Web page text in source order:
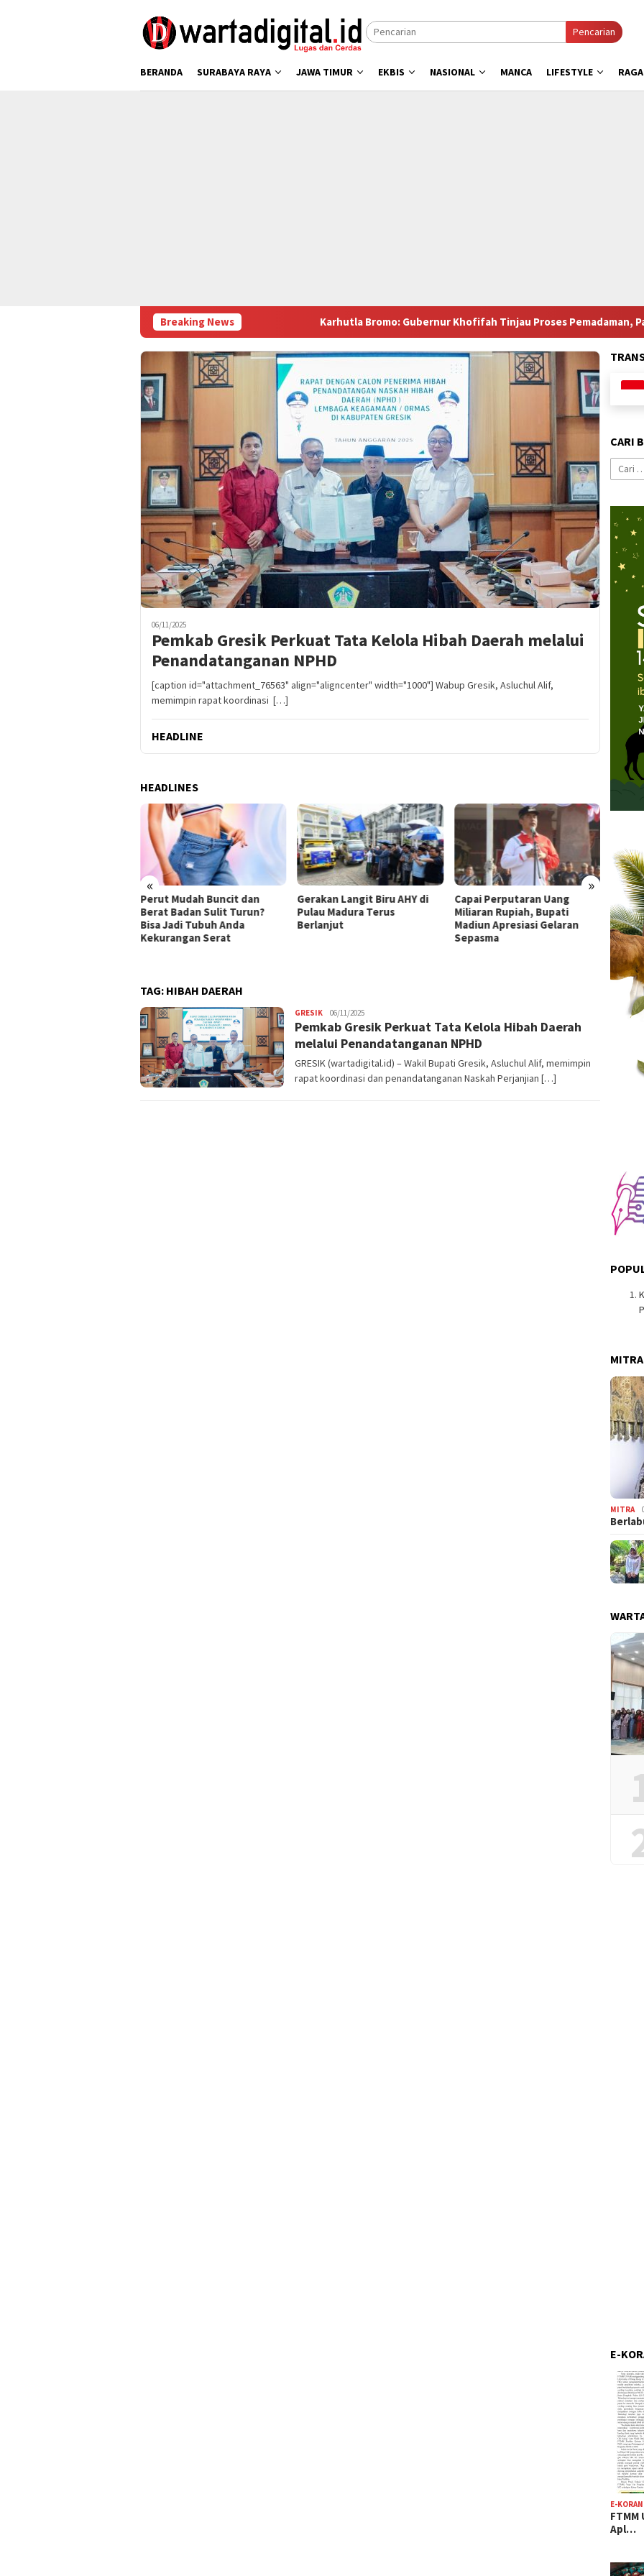
Pencarian
BERANDA SURABAYA RAYA JAWA TIMUR EKBIS NASIONAL MANCA LIFESTYLE
Breaking NewsKarhutla Bromo: Gubernur Khofifah Tinjau Proses Pemadaman, Pastikan Operasi
06/11/2025
Pemkab Gresik Perkuat Tata Kelola Hibah Daerah melalui
Penandatanganan NPHD
[caption id="attachment_76563" align="aligncenter" width="1000"] Wabup Gresik, Asluchul Alif,
memimpin rapat koordinasi […]
HEADLINE
HEADLINES
« »
Perut Mudah Buncit dan
Berat Badan Sulit Turun?
Bisa Jadi Tubuh Anda
Kekurangan Serat
Gerakan Langit Biru AHY di
Pulau Madura Terus
Berlanjut
Capai Perputaran Uang
Miliaran Rupiah, Bupati
Madiun Apresiasi Gelaran
Sepasma
Izin
TAG: HIBAH DAERAH
GRESIK Admin
Warta
06/11/2025
Pemkab Gresik Perkuat Tata Kelola Hibah Daerah
melalui Penandatanganan NPHD
GRESIK (wartadigital.id) – Wakil Bupati Gresik, Asluchul Alif, memimpin
rapat koordinasi dan penandatanganan Naskah Perjanjian […]
CARI
Cari
untuk:
MITRA
MITRA
E-
E-KORAN
FTMM
Apl…